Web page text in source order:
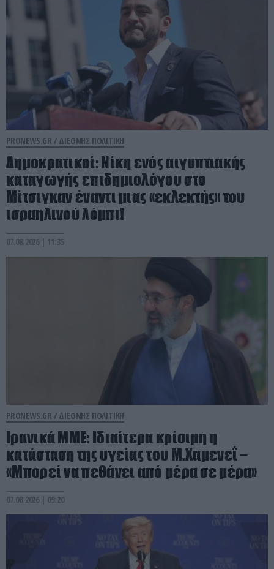
PRONEWS.GR / ΔΙΕΘΝΗΣ ΠΟΛΙΤΙΚΗ
Δημοκρατικοί: Νίκη ενός αιγυπτιακής
καταγωγής επιδημιολόγου στο
Μίτσιγκαν έναντι μιας «εκλεκτής» του
ισραηλινού λόμπι!
07.08.2026 | 11:35
PRONEWS.GR / ΔΙΕΘΝΗΣ ΠΟΛΙΤΙΚΗ
Ιρανικά ΜΜΕ: Ιδιαίτερα κρίσιμη η
κατάσταση της υγείας του Μ.Χαμενεΐ –
«Μπορεί να πεθάνει από μέρα σε μέρα»
07.08.2026 | 09:20